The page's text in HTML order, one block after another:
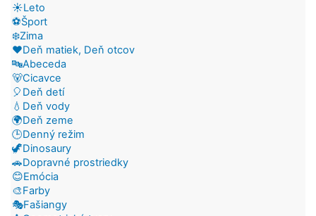
☀️Leto
⚽Šport
❄️Zima
❤️Deň matiek, Deň otcov
🔤Abeceda
🐻Cicavce
🎈Deň detí
💧Deň vody
🌍Deň zeme
🕒Denný režim
🦖Dinosaury
🚗Dopravné prostriedky
😊Emócia
🎨Farby
🎭Fašiangy